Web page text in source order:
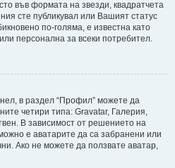
във формата на звезди, квадратчета
сте публикувал или Вашият статус
по-голяма, е известна като
персонална за всеки потребител.
в раздел “Профил” можете да
четири типа: Gravatar, Галерия,
В зависимост от решението на
е аватарите да са забранени или
Ако не можете да ползвате аватар,